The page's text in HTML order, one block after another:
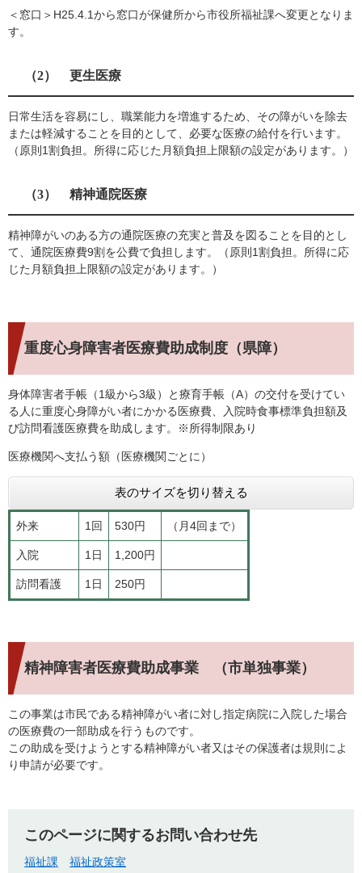
＜窓口＞H25.4.1から窓口が保健所から市役所福祉課へ変更となりま
す。
（2） 更生医療
日常生活を容易にし、職業能力を増進するため、その障がいを除去
または軽減することを目的として、必要な医療の給付を行います。
（原則1割負担。所得に応じた月額負担上限額の設定があります。）
（3） 精神通院医療
精神障がいのある方の通院医療の充実と普及を図ることを目的とし
て、通院医療費9割を公費で負担します。（原則1割負担。所得に応
じた月額負担上限額の設定があります。）
重度心身障害者医療費助成制度（県障）
身体障害者手帳（1級から3級）と療育手帳（A）の交付を受けてい
る人に重度心身障がい者にかかる医療費、入院時食事標準負担額及
び訪問看護医療費を助成します。※所得制限あり
医療機関へ支払う額（医療機関ごとに）
表のサイズを切り替える
外来 1回 530円 （月4回まで）
入院 1日 1,200円
訪問看護 1日 250円
精神障害者医療費助成事業 （市単独事業）
この事業は市民である精神障がい者に対し指定病院に入院した場合
の医療費の一部助成を行うものです。
この助成を受けようとする精神障がい者又はその保護者は規則によ
り申請が必要です。
このページに関するお問い合わせ先
福祉課
福祉政策室